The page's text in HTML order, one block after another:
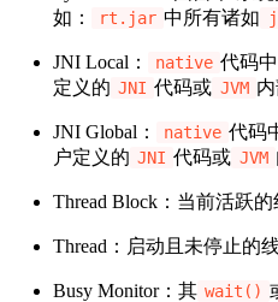
如：
rt.jar 中所有诸如
JNI Local： native 代码
定义的 JNI 代码或 JVM 内
JNI Global： native 代码
户定义的 JNI 代码或 JVM
Thread Block：当前活跃
Thread：启动且未停止的
Busy Monitor：其 wait()